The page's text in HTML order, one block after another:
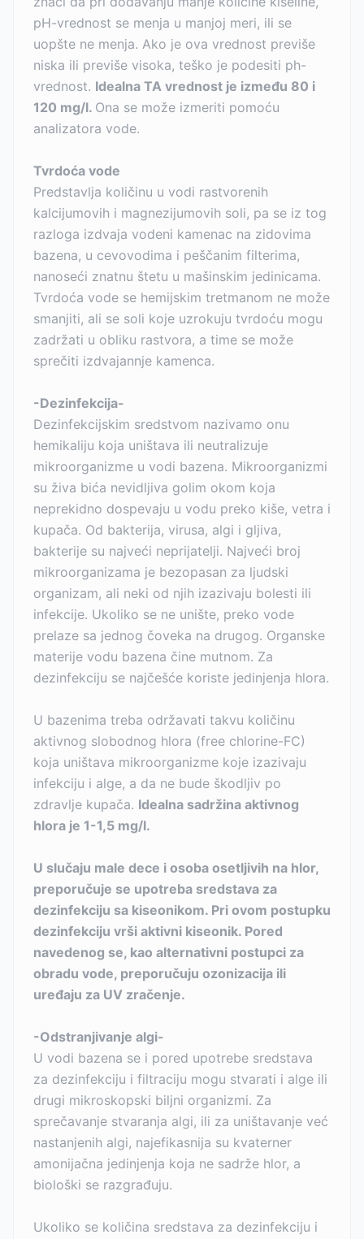
pH-vrednost se menja u manjoj meri, ili se
uopšte ne menja. Ako je ova vrednost previše
niska ili previše visoka, teško je podesiti ph-
vrednost. Idealna TA vrednost je između 80 i
120 mg/l. Ona se može izmeriti pomoću
analizatora vode.
Tvrdoća vode
Predstavlja količinu u vodi rastvorenih
kalcijumovih i magnezijumovih soli, pa se iz tog
razloga izdvaja vodeni kamenac na zidovima
bazena, u cevovodima i peščanim filterima,
nanoseći znatnu štetu u mašinskim jedinicama.
Tvrdoća vode se hemijskim tretmanom ne može
smanjiti, ali se soli koje uzrokuju tvrdoću mogu
zadržati u obliku rastvora, a time se može
sprečiti izdvajannje kamenca.
-Dezinfekcija-
Dezinfekcijskim sredstvom nazivamo onu
hemikaliju koja uništava ili neutralizuje
mikroorganizme u vodi bazena. Mikroorganizmi
su živa bića nevidljiva golim okom koja
neprekidno dospevaju u vodu preko kiše, vetra i
kupača. Od bakterija, virusa, algi i gljiva,
bakterije su najveći neprijatelji. Najveći broj
mikroorganizama je bezopasan za ljudski
organizam, ali neki od njih izazivaju bolesti ili
infekcije. Ukoliko se ne unište, preko vode
prelaze sa jednog čoveka na drugog. Organske
materije vodu bazena čine mutnom. Za
dezinfekciju se najčešće koriste jedinjenja hlora.
U bazenima treba održavati takvu količinu
aktivnog slobodnog hlora (free chlorine-FC)
koja uništava mikroorganizme koje izazivaju
infekciju i alge, a da ne bude škodljiv po
zdravlje kupača. Idealna sadržina aktivnog
hlora je 1-1,5 mg/l.
U slučaju male dece i osoba osetljivih na hlor,
preporučuje se upotreba sredstava za
dezinfekciju sa kiseonikom. Pri ovom postupku
dezinfekciju vrši aktivni kiseonik. Pored
navedenog se, kao alternativni postupci za
obradu vode, preporučuju ozonizacija ili
uređaju za UV zračenje.
-Odstranjivanje algi-
U vodi bazena se i pored upotrebe sredstava
za dezinfekciju i filtraciju mogu stvarati i alge ili
drugi mikroskopski biljni organizmi. Za
sprečavanje stvaranja algi, ili za uništavanje već
nastanjenih algi, najefikasnija su kvaterner
amonijačna jedinjenja koja ne sadrže hlor, a
biološki se razgrađuju.
Ukoliko se količina sredstava za dezinfekciju i